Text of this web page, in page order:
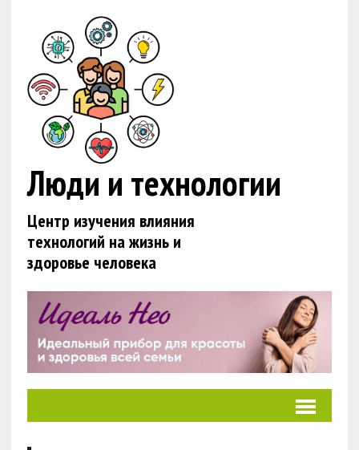
Люди и технологии
Центр изучения влияния
технологий на жизнь и
здоровье человека